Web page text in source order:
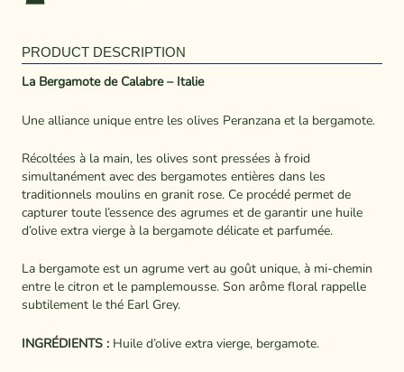
PRODUCT DESCRIPTION
La Bergamote de Calabre – Italie
Une alliance unique entre les olives Peranzana et la bergamote.
Récoltées à la main, les olives sont pressées à froid
simultanément avec des bergamotes entières dans les
traditionnels moulins en granit rose. Ce procédé permet de
capturer toute l’essence des agrumes et de garantir une huile
d’olive extra vierge à la bergamote délicate et parfumée.
La bergamote est un agrume vert au goût unique, à mi-chemin
entre le citron et le pamplemousse. Son arôme floral rappelle
subtilement le thé Earl Grey.
INGRÉDIENTS : Huile d’olive extra vierge, bergamote.